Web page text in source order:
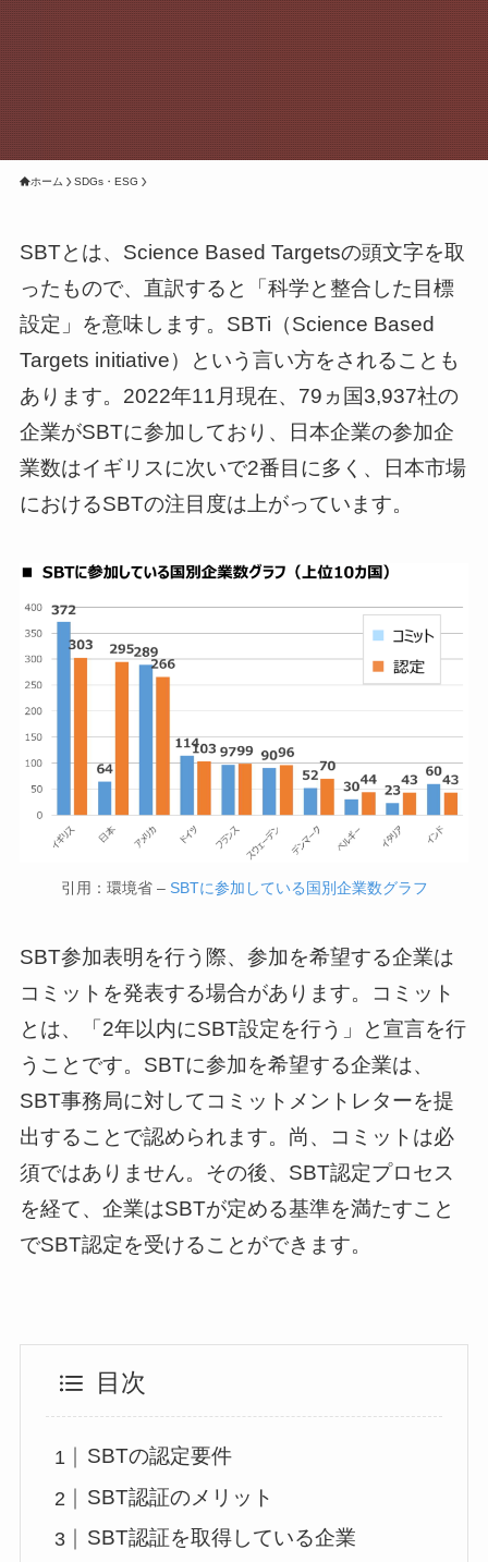
ホーム SDGs・ESG
SBTとは、Science Based Targetsの頭文字を取
ったもので、直訳すると「科学と整合した目標
設定」を意味します。SBTi（Science Based
Targets initiative）という言い方をされることも
あります。2022年11月現在、79ヵ国3,937社の
企業がSBTに参加しており、日本企業の参加企
業数はイギリスに次いで2番目に多く、日本市場
におけるSBTの注目度は上がっています。
引用：環境省 – SBTに参加している国別企業数グラフ
SBT参加表明を行う際、参加を希望する企業は
コミットを発表する場合があります。コミット
とは、「2年以内にSBT設定を行う」と宣言を行
うことです。SBTに参加を希望する企業は、
SBT事務局に対してコミットメントレターを提
出することで認められます。尚、コミットは必
須ではありません。その後、SBT認定プロセス
を経て、企業はSBTが定める基準を満たすこと
でSBT認定を受けることができます。
目次
SBTの認定要件
SBT認証のメリット
SBT認証を取得している企業